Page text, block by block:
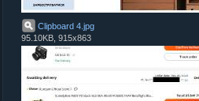
Clipboard 4 jpg
95.10KB, 915x863